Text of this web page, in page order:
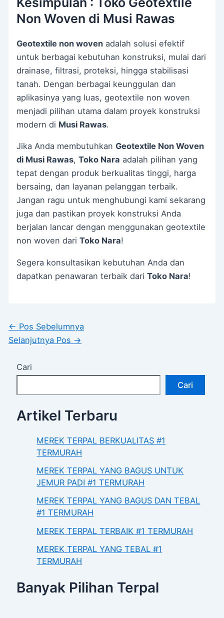
Non Woven di Musi Rawas
Geotextile non woven adalah solusi efektif
untuk berbagai kebutuhan konstruksi, mulai dari
drainase, filtrasi, proteksi, hingga stabilisasi
tanah. Dengan berbagai keunggulan dan
aplikasinya yang luas, geotextile non woven
menjadi pilihan utama dalam proyek konstruksi
modern di Musi Rawas.
Jika Anda membutuhkanGeotextile Non Woven
di Musi Rawas,Toko Nara adalah pilihan yang
tepat dengan produk berkualitas tinggi, harga
bersaing, dan layanan pelanggan terbaik.
Jangan ragu untuk menghubungi kami sekarang
juga dan pastikan proyek konstruksi Anda
berjalan lancar dengan menggunakan geotextile
non woven dariToko Nara!
Segera konsultasikan kebutuhan Anda dan
dapatkan penawaran terbaik dariToko Nara!
← Pos Sebelumnya
Selanjutnya Pos →
Cari
Cari
Artikel Terbaru
MEREK TERPAL BERKUALITAS #1
TERMURAH
MEREK TERPAL YANG BAGUS UNTUK
JEMUR PADI #1 TERMURAH
MEREK TERPAL YANG BAGUS DAN TEBAL
#1 TERMURAH
MEREK TERPAL TERBAIK #1 TERMURAH
MEREK TERPAL YANG TEBAL #1
TERMURAH
Banyak Pilihan Terpal